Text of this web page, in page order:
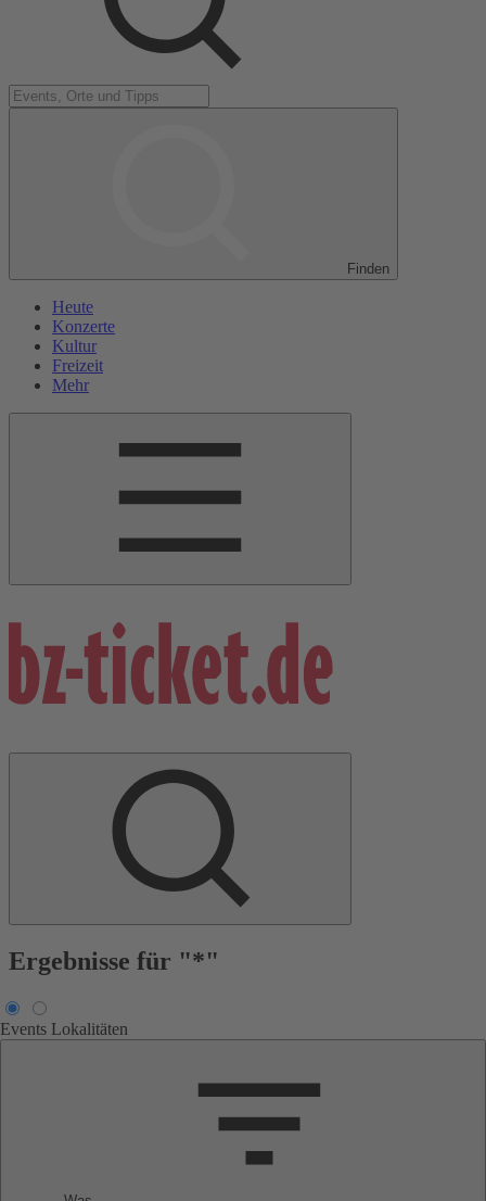
Finden
Heute
Konzerte
Kultur
Freizeit
Mehr
Ergebnisse für "*"
Events Lokalitäten